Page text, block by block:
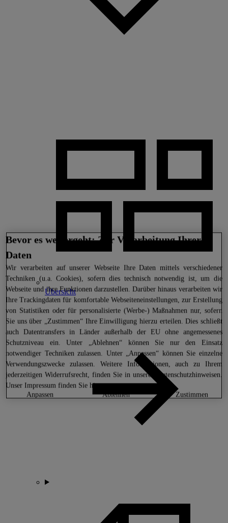
Übersicht
Bevor es weitergeht: Zur Verarbeitung Ihrer
Daten
Wir verarbeiten auf unserer Webseite Ihre Daten mittels verschiedener
Techniken (u.a. Cookies), sofern dies technisch notwendig ist, um die
Webseite und ihre Funktionen darzustellen. Darüber hinaus verarbeiten wir
Ihre Trackingdaten für komfortable Webseiteneinstellungen, zur Erstellung
von Statistiken oder für personalisierte (Werbe-) Maßnahmen nur, sofern
Sie uns über „Zustimmen“ Ihre Einwilligung hierzu erteilen. Dies schließt
auch Datentransfers in Länder außerhalb der EU ohne angemessenes
Schutzniveau ein. Unter „Ablehnen“ können Sie nur den Einsatz
notwendiger Techniken zulassen. Unter „Anpassen“ können Sie einzelne
Verwendungszwecke zulassen. Weitere Informationen, auch zu Ihrem
jederzeitigen Widerrufsrecht, finden Sie in unseren
Datenschutzhinweisen.
Unser Impressum finden Sie hier.
ablehnen
zustimmen
anpassen